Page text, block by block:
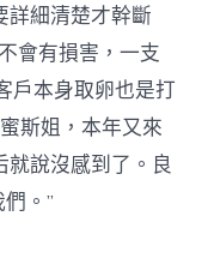
詳細清楚才幹斷
會有損害，一支
戶本身取卵也是打
斯姐，本年又來
說沒感到了。良
。”